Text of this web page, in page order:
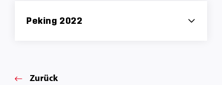
Peking 2022
Zurück